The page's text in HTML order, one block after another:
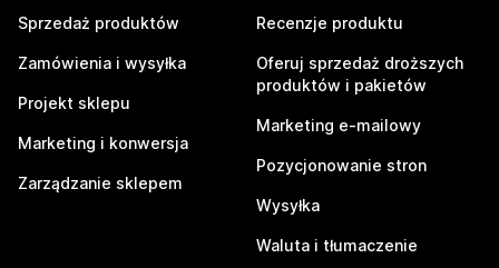
Sprzedaż produktów
Zamówienia i wysyłka
Projekt sklepu
Marketing i konwersja
Zarządzanie sklepem
Recenzje produktu
Oferuj sprzedaż droższych
produktów i pakietów
Marketing e-mailowy
Pozycjonowanie stron
Wysyłka
Waluta i tłumaczenie